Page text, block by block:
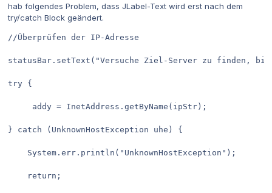
hab folgendes Problem, dass JLabel-Text wird erst nach dem
try/catch Block geändert.
//Überprüfen der IP-Adresse
statusBar.setText("Versuche Ziel-Server zu finden,
} catch (UnknownHostException uhe) {
    System.err.println("UnknownHostException");
    return;